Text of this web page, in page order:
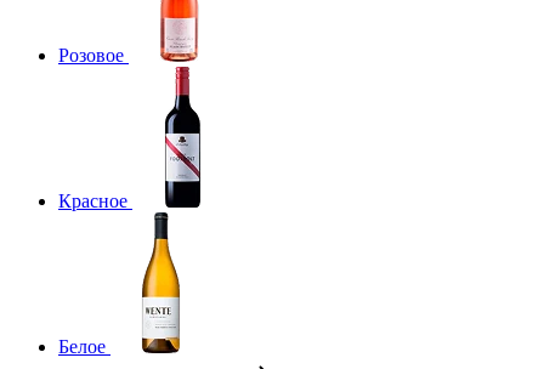
Розовое
Красное
Белое